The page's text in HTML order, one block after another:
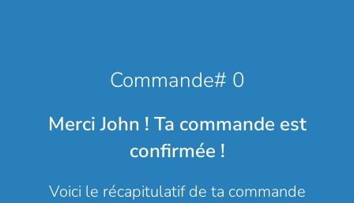
Commande# 0
Merci John ! Ta commande est
confirmée !
Voici le récapitulatif de ta commande